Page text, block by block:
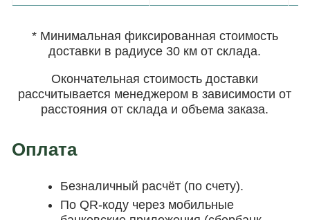
* Минимальная фиксированная стоимость
доставки в радиусе 30 км от склада.
Окончательная стоимость доставки
рассчитывается менеджером в зависимости от
расстояния от склада и объема заказа.
Оплата
Безналичный расчёт (по счету).
По QR-коду через мобильные